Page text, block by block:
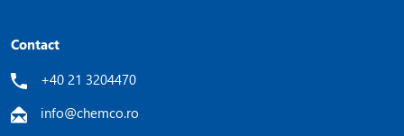
Contact
+40 21 3204470
info@chemco.ro